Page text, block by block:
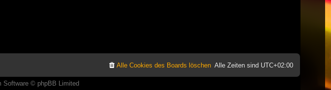
Alle Zeiten sind UTC+02:00
Alle Cookies des Boards löschen
Software © phpBB Limited